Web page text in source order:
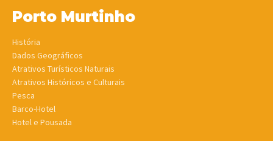
Porto Murtinho
História
Dados Geográficos
Atrativos Turísticos Naturais
Atrativos Históricos e Culturais
Pesca
Barco-Hotel
Hotel e Pousada